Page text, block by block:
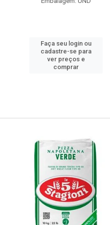
Faça seu login ou
cadastre-se para
ver preços e
comprar